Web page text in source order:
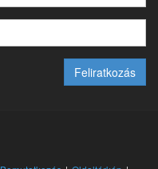
Feliratkozás